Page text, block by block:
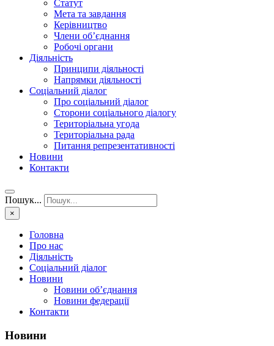
Статут
Мета та завдання
Керівництво
Члени об’єднання
Робочі органи
Діяльність
Принципи діяльності
Напрямки діяльності
Соціальний діалог
Про соціальний діалог
Сторони соціального діалогу
Територіальна угода
Територіальна рада
Питання репрезентативності
Новини
Контакти
Пошук...
×
Головна
Про нас
Діяльність
Соціальний діалог
Новини
Новини об’єднання
Новини федерації
Контакти
Новини